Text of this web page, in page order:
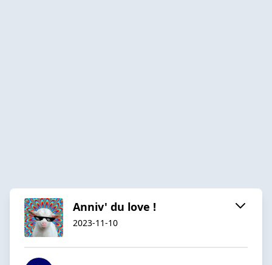
Anniv' du love !
2023-11-10